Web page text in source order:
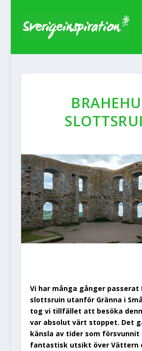
Vi har många gånger passerat
slottsruin utanför Gränna i
tog vi tillfället att besöka
var absolut värt stoppet. Det
känsla av tider som försvunnit
fantastisk utsikt över Vättern